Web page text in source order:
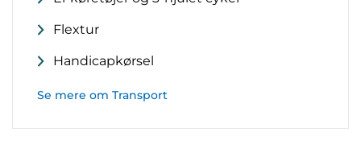
Flextur
Handicapkørsel
Se mere om Transport